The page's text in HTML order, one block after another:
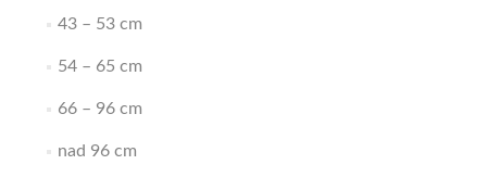
43 – 53 cm
54 – 65 cm
66 – 96 cm
nad 96 cm